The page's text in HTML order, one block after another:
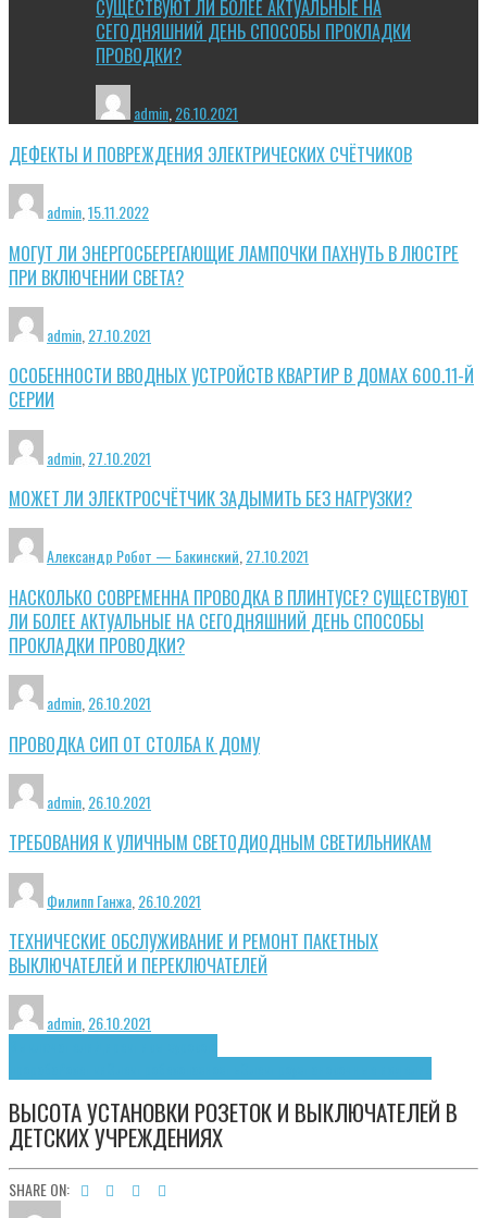
СУЩЕСТВУЮТ ЛИ БОЛЕЕ АКТУАЛЬНЫЕ НА
СЕГОДНЯШНИЙ ДЕНЬ СПОСОБЫ ПРОКЛАДКИ
ПРОВОДКИ?
admin,26.10.2021
ДЕФЕКТЫ И ПОВРЕЖДЕНИЯ ЭЛЕКТРИЧЕСКИХ СЧЁТЧИКОВ
admin 15.11.2022
МОГУТ ЛИ ЭНЕРГОСБЕРЕГАЮЩИЕ ЛАМПОЧКИ ПАХНУТЬ В ЛЮСТРЕ
ПРИ ВКЛЮЧЕНИИ СВЕТА?
admin 27.10.2021
ОСОБЕННОСТИ ВВОДНЫХ УСТРОЙСТВ КВАРТИР В ДОМАХ 600.11-Й
СЕРИИ
admin 27.10.2021
МОЖЕТ ЛИ ЭЛЕКТРОСЧЁТЧИК ЗАДЫМИТЬ БЕЗ НАГРУЗКИ?
Александр Робот — Бакинский,27.10.2021
НАСКОЛЬКО СОВРЕМЕННА ПРОВОДКА В ПЛИНТУСЕ? СУЩЕСТВУЮТ
ЛИ БОЛЕЕ АКТУАЛЬНЫЕ НА СЕГОДНЯШНИЙ ДЕНЬ СПОСОБЫ
ПРОКЛАДКИ ПРОВОДКИ?
admin 26.10.2021
ПРОВОДКА СИП ОТ СТОЛБА К ДОМУ
admin 26.10.2021
ТРЕБОВАНИЯ К УЛИЧНЫМ СВЕТОДИОДНЫМ СВЕТИЛЬНИКАМ
Филипп Ганжа 26.10.2021
ТЕХНИЧЕСКИЕ ОБСЛУЖИВАНИЕ И РЕМОНТ ПАКЕТНЫХ
ВЫКЛЮЧАТЕЛЕЙ И ПЕРЕКЛЮЧАТЕЛЕЙ
admin,26.10.2021
ВЫСОТА УСТАНОВКИ РОЗЕТОК И ВЫКЛЮЧАТЕЛЕЙ В
ДЕТСКИХ УЧРЕЖДЕНИЯХ
SHARE ON: